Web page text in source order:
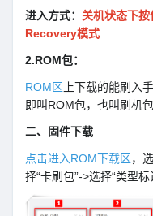
进入方式： 关机状态下
Recovery模式
2.ROM包：
ROM区 上下载的能刷入
即叫ROM包，也叫刷机包
二、固件下载
点击进入ROM下载区，
择“卡刷包”->选择“类型